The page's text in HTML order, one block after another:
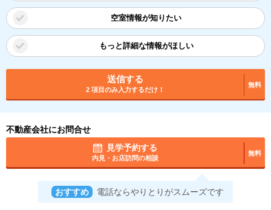
空室情報が知りたい
もっと詳細な情報がほしい
送信する
2 項目のみ入力するだけ！
無料
不動産会社にお問合せ
見学予約する
内見・お店訪問の相談
無料
おすすめ 電話ならやりとりがスムーズです